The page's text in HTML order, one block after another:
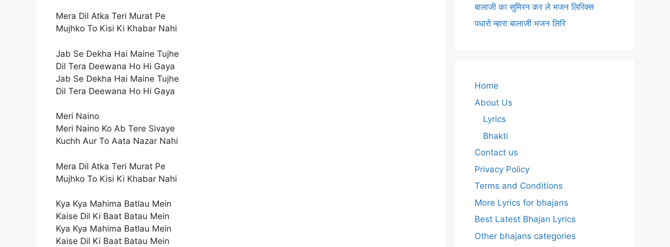
Mera Dil Atka Teri Murat Pe
Mujhko To Kisi Ki Khabar Nahi
Jab Se Dekha Hai Maine Tujhe
Dil Tera Deewana Ho Hi Gaya
Jab Se Dekha Hai Maine Tujhe
Dil Tera Deewana Ho Hi Gaya
Meri Naino
Meri Naino Ko Ab Tere Sivaye
Kuchh Aur To Aata Nazar Nahi
Mera Dil Atka Teri Murat Pe
Mujhko To Kisi Ki Khabar Nahi
Kya Kya Mahima Batlau Mein
Kaise Dil Ki Baat Batau Mein
Kya Kya Mahima Batlau Mein
Kaise Dil Ki Baat Batau Mein
बालाजी का सुमिरन कर ले भजन लिरिक्स
पधारो म्हारा बालाजी भजन लिरि
Home
About Us
Lyrics
Bhakti
Contact us
Privacy Policy
Terms and Conditions
More Lyrics for bhajans
Best Latest Bhajan Lyrics
Other bhajans categories